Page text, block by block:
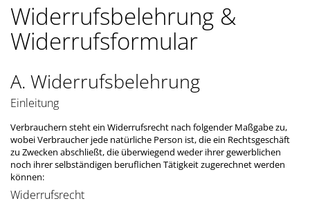
Widerrufsbelehrung &
Widerrufsformular
A. Widerrufsbelehrung
Einleitung
Verbrauchern steht ein Widerrufsrecht nach folgender Maßgabe zu,
wobei Verbraucher jede natürliche Person ist, die ein Rechtsgeschäft
zu Zwecken abschließt, die überwiegend weder ihrer gewerblichen
noch ihrer selbständigen beruflichen Tätigkeit zugerechnet werden
können:
Widerrufsrecht